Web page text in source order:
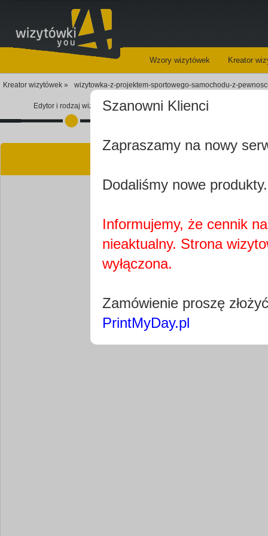
Wzory wizytówek Kreator
Kreator wizytówek » wizytowka-z-projektem-sportowego-samochodu-z-
Edytor i rodzaj wizytówkiSzanowni Klienci
Zapraszamy na nowy
Dodaliśmy nowe
Informujemy, że cennik
nieaktualny. Strona
wyłączona.
Zamówienie proszę
PrintMyDay.pl